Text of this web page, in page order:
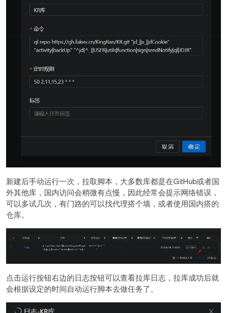
新建后手动运行一次，拉取脚本，大多数库都是在GitHub或者国
外其他库，国内访问会稍微有点慢，因此经常会提示网络错误，
可以多试几次，有门路的可以找代理搭个墙，或者使用国内搭的
仓库。
点击运行按钮右边的日志按钮可以查看拉库日志，拉库成功后就
会根据设定的时间自动运行脚本去做任务了。